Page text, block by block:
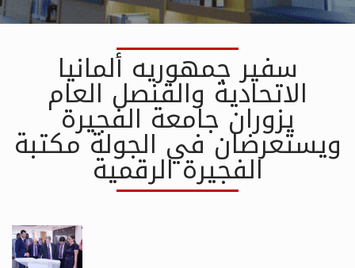
سفير جمهوريه ألمانيا
الاتحادية والقنصل العام
يزوران جامعة الفجيرة
ويستعرضان في الجولة مكتبة
الفجيرة الرقمية